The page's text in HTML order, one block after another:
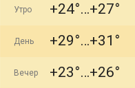
Утро +24° +27°
День +29° +31°
Вечер +23° +26°